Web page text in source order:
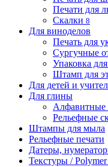
Печати для
Скалки 8
Для виноделов
Печать для
Сургучные
Упаковка
Штамп для
Для детей и
Для глины
Алфавитные
Рельефные
Штампы для мыла
Рельефные печати
Датеры,
Текстуры /